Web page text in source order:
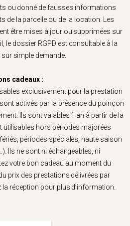
ou donné de fausses informations
de la parcelle ou de la location. Les
être mises à jour ou supprimées sur
le dossier RGPD est consultable à la
simple demande.
cadeaux :
exclusivement pour la prestation
activés par la présence du poinçon
Ils sont valables 1 an à partir de la
utilisables hors périodes majorées
périodes spéciales, haute saison
Ils ne sont ni échangeables, ni
votre bon cadeau au moment du
prix des prestations délivrées par
la réception pour plus d’information.